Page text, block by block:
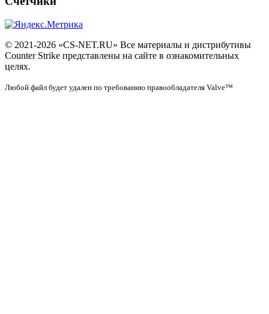
© 2021-2026 «CS-NET.RU» Все материалы и дистрибутивы
Counter Strike представлены на сайте в ознакомительных
целях.
Любой файл будет удален по требованию правообладателя Valve™